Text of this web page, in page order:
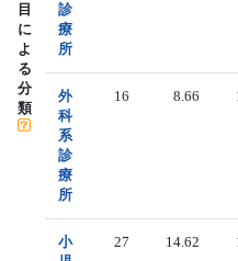
目
に
よ
る
分
類
診
療
所
外
科
系
診
療
所
16 8.66
小
27 14.62